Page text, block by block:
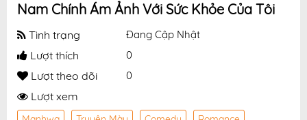
Nam Chính Ám Ảnh Với Sức Khỏe Của Tôi
Tình trạng Đang Cập Nhật
Lượt thích 0
Lượt theo dõi 0
Lượt xem